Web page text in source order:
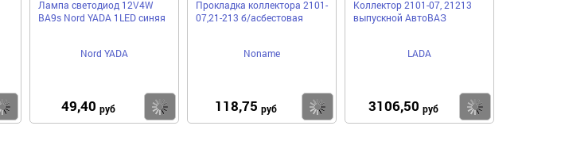
Купить
Лампа светодиод 12V4W
BA9s Nord YADA 1LED синяя
Nord YADA
49,40 руб Купить
Прокладка коллектора 2101-
07,21-213 б/асбестовая
Noname
118,75 руб Купить
Коллектор 2101-07, 21213
выпускной АвтоВАЗ
LADA
3106,50 руб